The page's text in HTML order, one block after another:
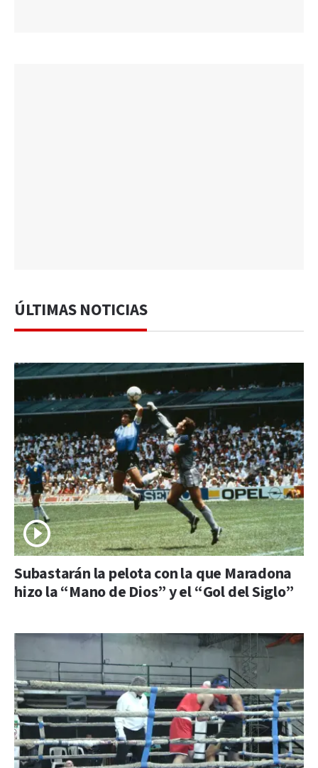
ÚLTIMAS NOTICIAS
Subastarán la pelota con la que Maradona
hizo la “Mano de Dios” y el “Gol del Siglo”